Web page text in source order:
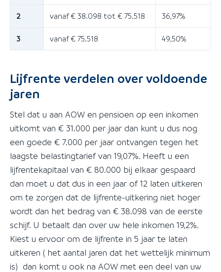
2 vanaf € 38.098 tot € 75.518 36,97%
3 vanaf € 75.518 49,50%
Lijfrente verdelen over voldoende
jaren
Stel dat u aan AOW en pensioen op een inkomen
uitkomt van € 31.000 per jaar dan kunt u dus nog
een goede € 7.000 per jaar ontvangen tegen het
laagste belastingtarief van 19,07%. Heeft u een
lijfrentekapitaal van € 80.000 bij elkaar gespaard
dan moet u dat dus in een jaar of 12 laten uitkeren
om te zorgen dat de lijfrente-uitkering niet hoger
wordt dan het bedrag van € 38.098 van de eerste
schijf. U betaalt dan over uw hele inkomen 19,2%.
Kiest u ervoor om de lijfrente in 5 jaar te laten
uitkeren ( het aantal jaren dat het wettelijk minimum
is) dan komt u ook na AOW met een deel van uw